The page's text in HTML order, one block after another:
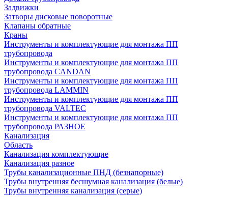
Задвижки
Затворы дисковые поворотные
Клапаны обратные
Краны
Инструменты и комплектующие для монтажа ПП
трубопровода
Инструменты и комплектующие для монтажа ПП
трубопровода CANDAN
Инструменты и комплектующие для монтажа ПП
трубопровода LAMMIN
Инструменты и комплектующие для монтажа ПП
трубопровода VALTEC
Инструменты и комплектующие для монтажа ПП
трубопровода РАЗНОЕ
Канализация
Область
Канализация комплектующие
Канализация разное
Трубы канализационные ПНД (безнапорные)
Трубы внутренняя бесшумная канализация (белые)
Трубы внутренняя канализация (серые)